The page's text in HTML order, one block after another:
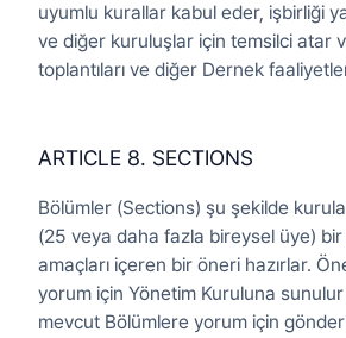
uyumlu kurallar kabul eder, işbirliği
ve diğer kuruluşlar için temsilci atar
toplantıları ve diğer Dernek
ARTICLE 8. SECTIONS
Bölümler (Sections) şu şekilde
(25 veya daha fazla bireysel üye)
amaçları içeren bir öneri hazırlar.
yorum için Yönetim Kuruluna sunulur
mevcut Bölümlere yorum için